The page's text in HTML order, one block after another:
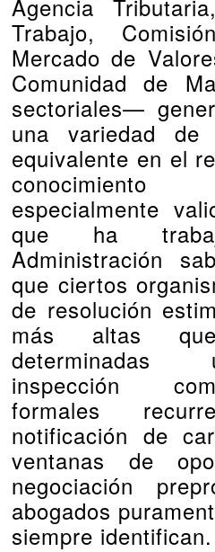
Agencia
Trabajo,
Mercado de
Comunidad de
sectoriales—
una variedad de
equivalente en el
especialmente
que ha
Administración
que ciertos
de resolución
más altas
inspección
formales
notificación de
ventanas de
negociación
abogados
siempre identifican.